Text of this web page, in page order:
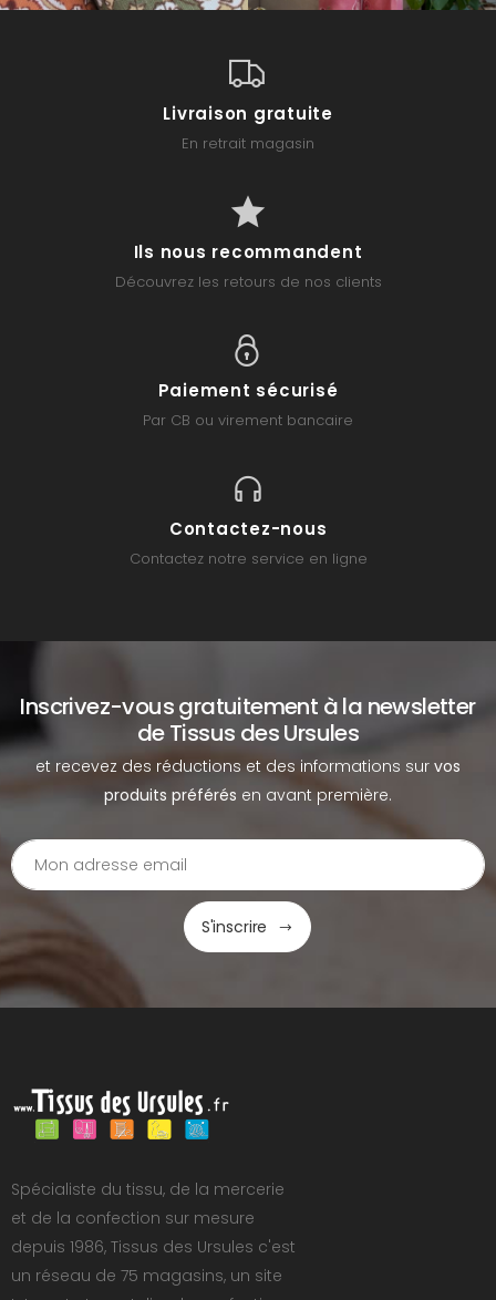
Livraison gratuite
En retrait magasin
Ils nous recommandent
Découvrez les retours de nos clients
Paiement sécurisé
Par CB ou virement bancaire
Contactez-nous
Contactez notre service en ligne
Inscrivez-vous gratuitement à la newsletter
de Tissus des Ursules
et recevez des réductions et des informations sur vos
produits préférés en avant première.
S'inscrire
Spécialiste du tissu, de la mercerie
et de la confection sur mesure
depuis 1986, Tissus des Ursules c'est
un réseau de 75 magasins, un site